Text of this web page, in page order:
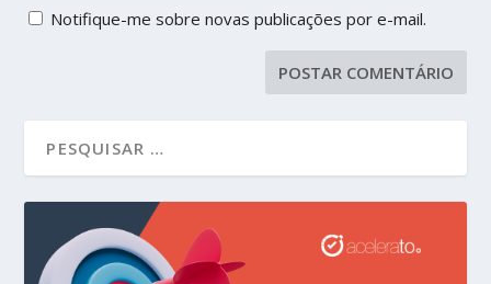
Notifique-me sobre novas publicações por e-mail.